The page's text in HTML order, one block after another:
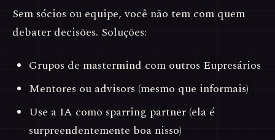
Sem sócios ou equipe, você não tem com quem
debater decisões. Soluções:
Grupos de mastermind com outros Eupresários
Mentores ou advisors (mesmo que informais)
Use a IA como sparring partner (ela é
surpreendentemente boa nisso)